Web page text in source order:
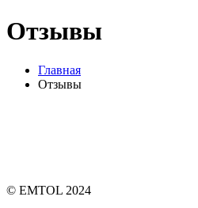
Отзывы
Главная
Отзывы
© EMTOL 2024